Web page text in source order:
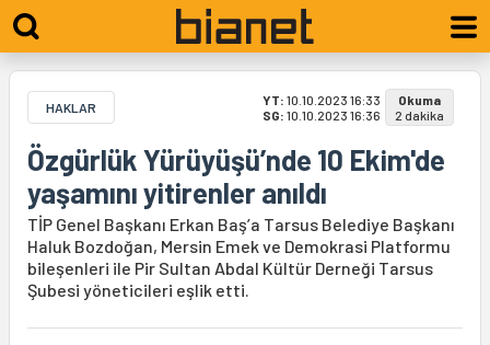
HAKLAR YT: 10.10.2023 16:33
SG: 10.10.2023 16:36
Okuma
2 dakika
Özgürlük Yürüyüşü’nde 10 Ekim'de
yaşamını yitirenler anıldı
TİP Genel Başkanı Erkan Baş’a Tarsus Belediye Başkanı
Haluk Bozdoğan, Mersin Emek ve Demokrasi Platformu
bileşenleri ile Pir Sultan Abdal Kültür Derneği Tarsus
Şubesi yöneticileri eşlik etti.